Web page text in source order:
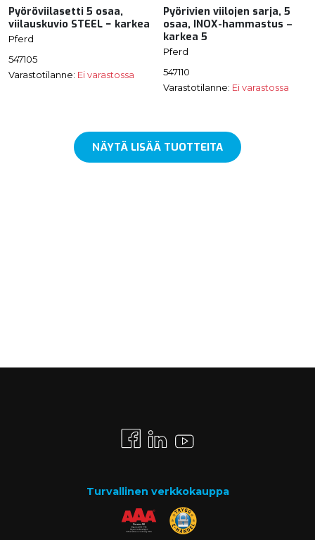
Pyöröviilasetti 5 osaa,
viilauskuvio STEEL − karkea
Pferd
547105
Varastotilanne: Ei varastossa
Pyörivien viilojen sarja, 5
osaa, INOX-hammastus –
karkea 5
Pferd
547110
Varastotilanne: Ei varastossa
NÄYTÄ LISÄÄ TUOTTEITA
Turvallinen verkkokauppa